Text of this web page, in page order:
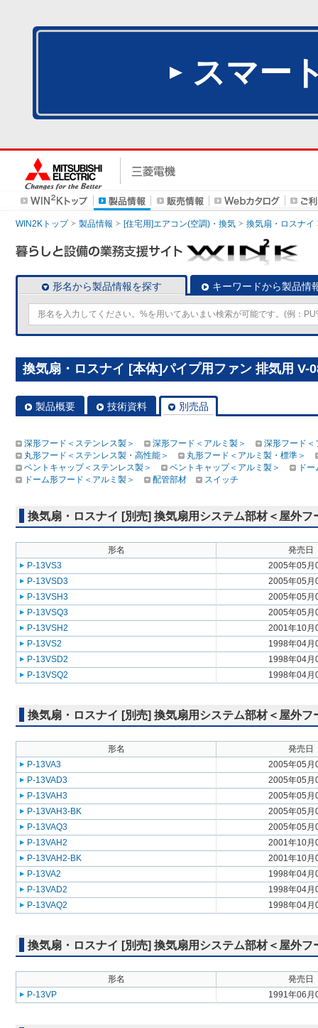
スマー
WIN2Kトップ 製品情報 [住宅用]エアコン(空調)・換気 換気扇・ロスナイ
形名から製品情報を探す キーワードから製品情
換気扇・ロスナイ [本体]パイプ用ファン 排気用 V-
製品概要 技術資料 別売品
深形フード＜ステンレス製＞ 深形フード＜アルミ製＞
深形フード＜
丸形フード＜ステンレス製・高性能＞
丸形フード＜アルミ製・標準＞
ベントキャップ＜ステンレス製＞
ベントキャップ＜アルミ製＞
ド
ドーム形フード＜アルミ製＞
配管部材 スイッチ
換気扇・ロスナイ [別売] 換気扇用システム部材＜屋外
形名
発売日
P-13VS3
2005年05月
P-13VSD3
2005年05月
P-13VSH3
2005年05月
P-13VSQ3
2005年05月
P-13VSH2
2001年10月
P-13VS2
1998年04月
P-13VSD2
1998年04月
P-13VSQ2
1998年04月
換気扇・ロスナイ [別売] 換気扇用システム部材＜屋外
形名
発売日
P-13VA3
2005年05月
P-13VAD3
2005年05月
P-13VAH3
2005年05月
P-13VAH3-BK
2005年05月
P-13VAQ3
2005年05月
P-13VAH2
2001年10月
P-13VAH2-BK
2001年10月
P-13VA2
1998年04月
P-13VAD2
1998年04月
P-13VAQ2
1998年04月
換気扇・ロスナイ [別売] 換気扇用システム部材＜屋外
形名
発売日
P-13VP
1991年06月